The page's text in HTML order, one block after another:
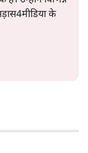
के